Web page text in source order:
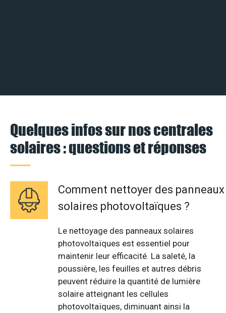
Quelques infos sur nos centrales
solaires : questions et réponses
Comment nettoyer des panneaux
solaires photovoltaïques ?
Le nettoyage des panneaux solaires
photovoltaïques est essentiel pour
maintenir leur efficacité. La saleté, la
poussière, les feuilles et autres débris
peuvent réduire la quantité de lumière
solaire atteignant les cellules
photovoltaïques, diminuant ainsi la